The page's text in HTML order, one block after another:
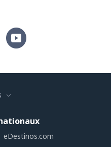
eDestinos.com